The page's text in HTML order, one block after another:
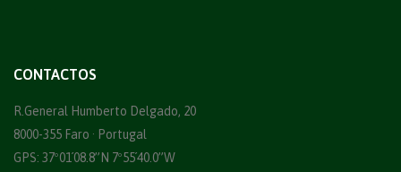
CONTACTOS
R.General Humberto Delgado, 20
8000-355 Faro · Portugal
GPS: 37º01´08.8”N 7º55´40.0”W